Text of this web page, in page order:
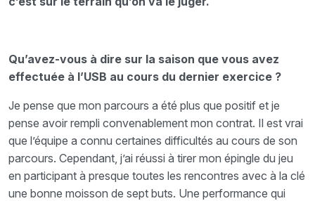
Qu’avez-vous à dire sur la saison que vous avez
effectuée à l’USB au cours du dernier exercice ?
Je pense que mon parcours a été plus que positif et je
pense avoir rempli convenablement mon contrat. Il est vrai
que l’équipe a connu certaines difficultés au cours de son
parcours. Cependant, j’ai réussi à tirer mon épingle du jeu
en participant à presque toutes les rencontres avec à la clé
une bonne moisson de sept buts. Une performance qui